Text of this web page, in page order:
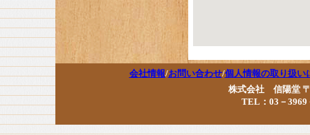
会社情報/お問い合わせ/個人情報の取り扱い
株式会社 信陽堂
TEL：03－3969